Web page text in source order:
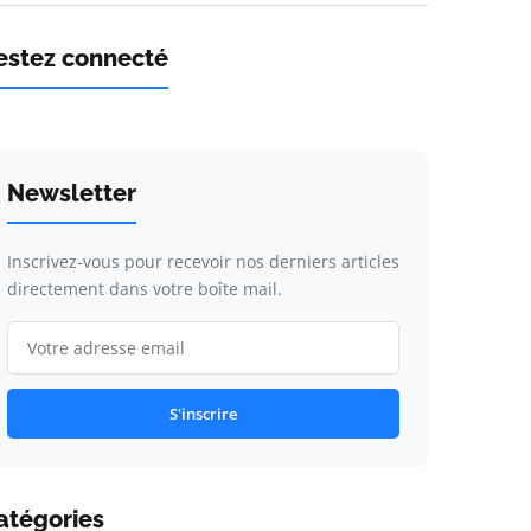
connecté
Newsletter
Inscrivez-vous pour recevoir nos derniers articles
directement dans votre boîte mail.
S'inscrire